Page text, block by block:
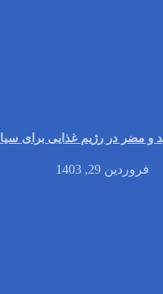
و مضر در رژیم غذایی برای
فروردین 29, 1403